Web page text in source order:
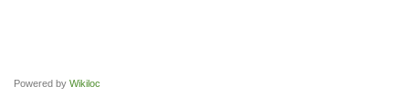
Powered by Wikiloc